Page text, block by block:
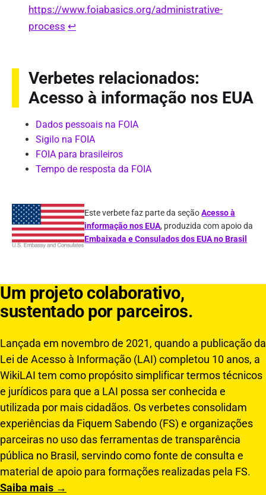
https://www.foiabasics.org/administrative-
process ↩︎
Verbetes relacionados:
Acesso à informação nos EUA
Dados pessoais na FOIA
Sigilo na FOIA
FOIA para brasileiros
Tempo de resposta da FOIA
Este verbete faz parte da seçãoAcesso à
informação nos EUA, produzida com apoio da
Embaixada e Consulados dos EUA no Brasil
Um projeto colaborativo,
sustentado por parceiros.
Lançada em novembro de 2021, quando a publicação da
Lei de Acesso à Informação (LAI) completou 10 anos, a
WikiLAI tem como propósito simplificar termos técnicos
e jurídicos para que a LAI possa ser conhecida e
utilizada por mais cidadãos. Os verbetes consolidam
experiências da Fiquem Sabendo (FS) e organizações
parceiras no uso das ferramentas de transparência
pública no Brasil, servindo como fonte de consulta e
material de apoio para formações realizadas pela FS.
Saiba mais →